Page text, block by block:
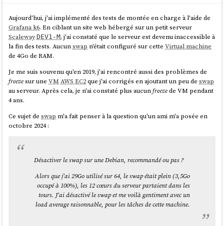
link/ether 52:54:00:12:34:56 brd
ff:ff:ff:ff:ff:ff
    altname enp0s3
    altname enx525400123456
    inet 10.0.2.15/24 brd 10.0.2.255 scope
global dynamic noprefixroute ens3
       valid_lft 83596sec preferred_lft
83596sec
    inet6 fec0::5054:ff:fe12:3456/64 scope
       valid_lft 86379sec preferred_lft
14379sec
link
:
sudo
ip addr
1: lo: <LOOPBACK,UP,LOWER_UP> mtu 65536 qdisc
Aujourd'hui, j'ai implémenté des tests de montée en charge à l'aide de
Grafana k6. En ciblant un site web hébergé sur un petit serveur
Scaleway DEV1-M, j'ai constaté que le serveur est devenu inaccessible à
la fin des tests. Aucunswap n'était configuré sur cetteVirtual machine
de 4Go de RAM.
Je me suis souvenu qu'en 2019, j'ai rencontré aussi des problèmes de
freezesur uneVM AWS EC2que j'ai corrigés en ajoutant un peu deswap
au serveur. Après cela, je n'ai constaté plus aucunfreezede VM pendant
4 ans.
Ce sujet deswap m'a fait penser à la question qu'un ami m'a posée en
octobre 2024 :
Désactiver le swap sur une Debian, recommandé ou pas ?
Alors que j'ai 29Go utilisé sur 64, le swap était plein (3,5Go
occupé à 100%), les 12 cœurs du serveur partaient dans les
tours. J'ai désactivé le swap et me voilà gentiment avec un
load average raisonnable, pour les tâches de cette machine.